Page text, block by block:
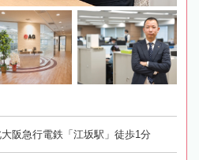
阪急行電鉄「江坂駅」徒歩1分